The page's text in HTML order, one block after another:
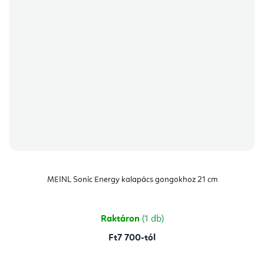
MEINL Sonic Energy kalapács gongokhoz 21 cm
Raktáron (1 db)
Ft7 700-tól